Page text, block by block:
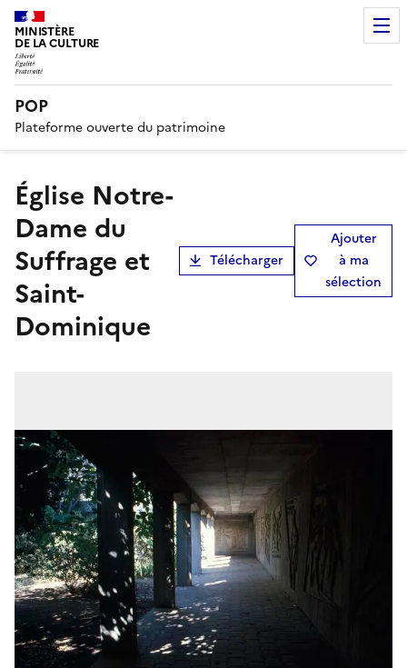
MINISTÈRE
DE LA CULTURE
POP
Plateforme ouverte du patrimoine
église Notre-
Dame du
Suffrage et
Saint-
Dominique
Télécharger
Ajouter
à ma
sélection